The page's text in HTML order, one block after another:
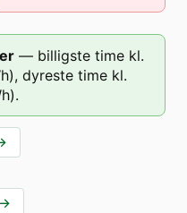
— billigste time kl.
dyreste time kl.
→